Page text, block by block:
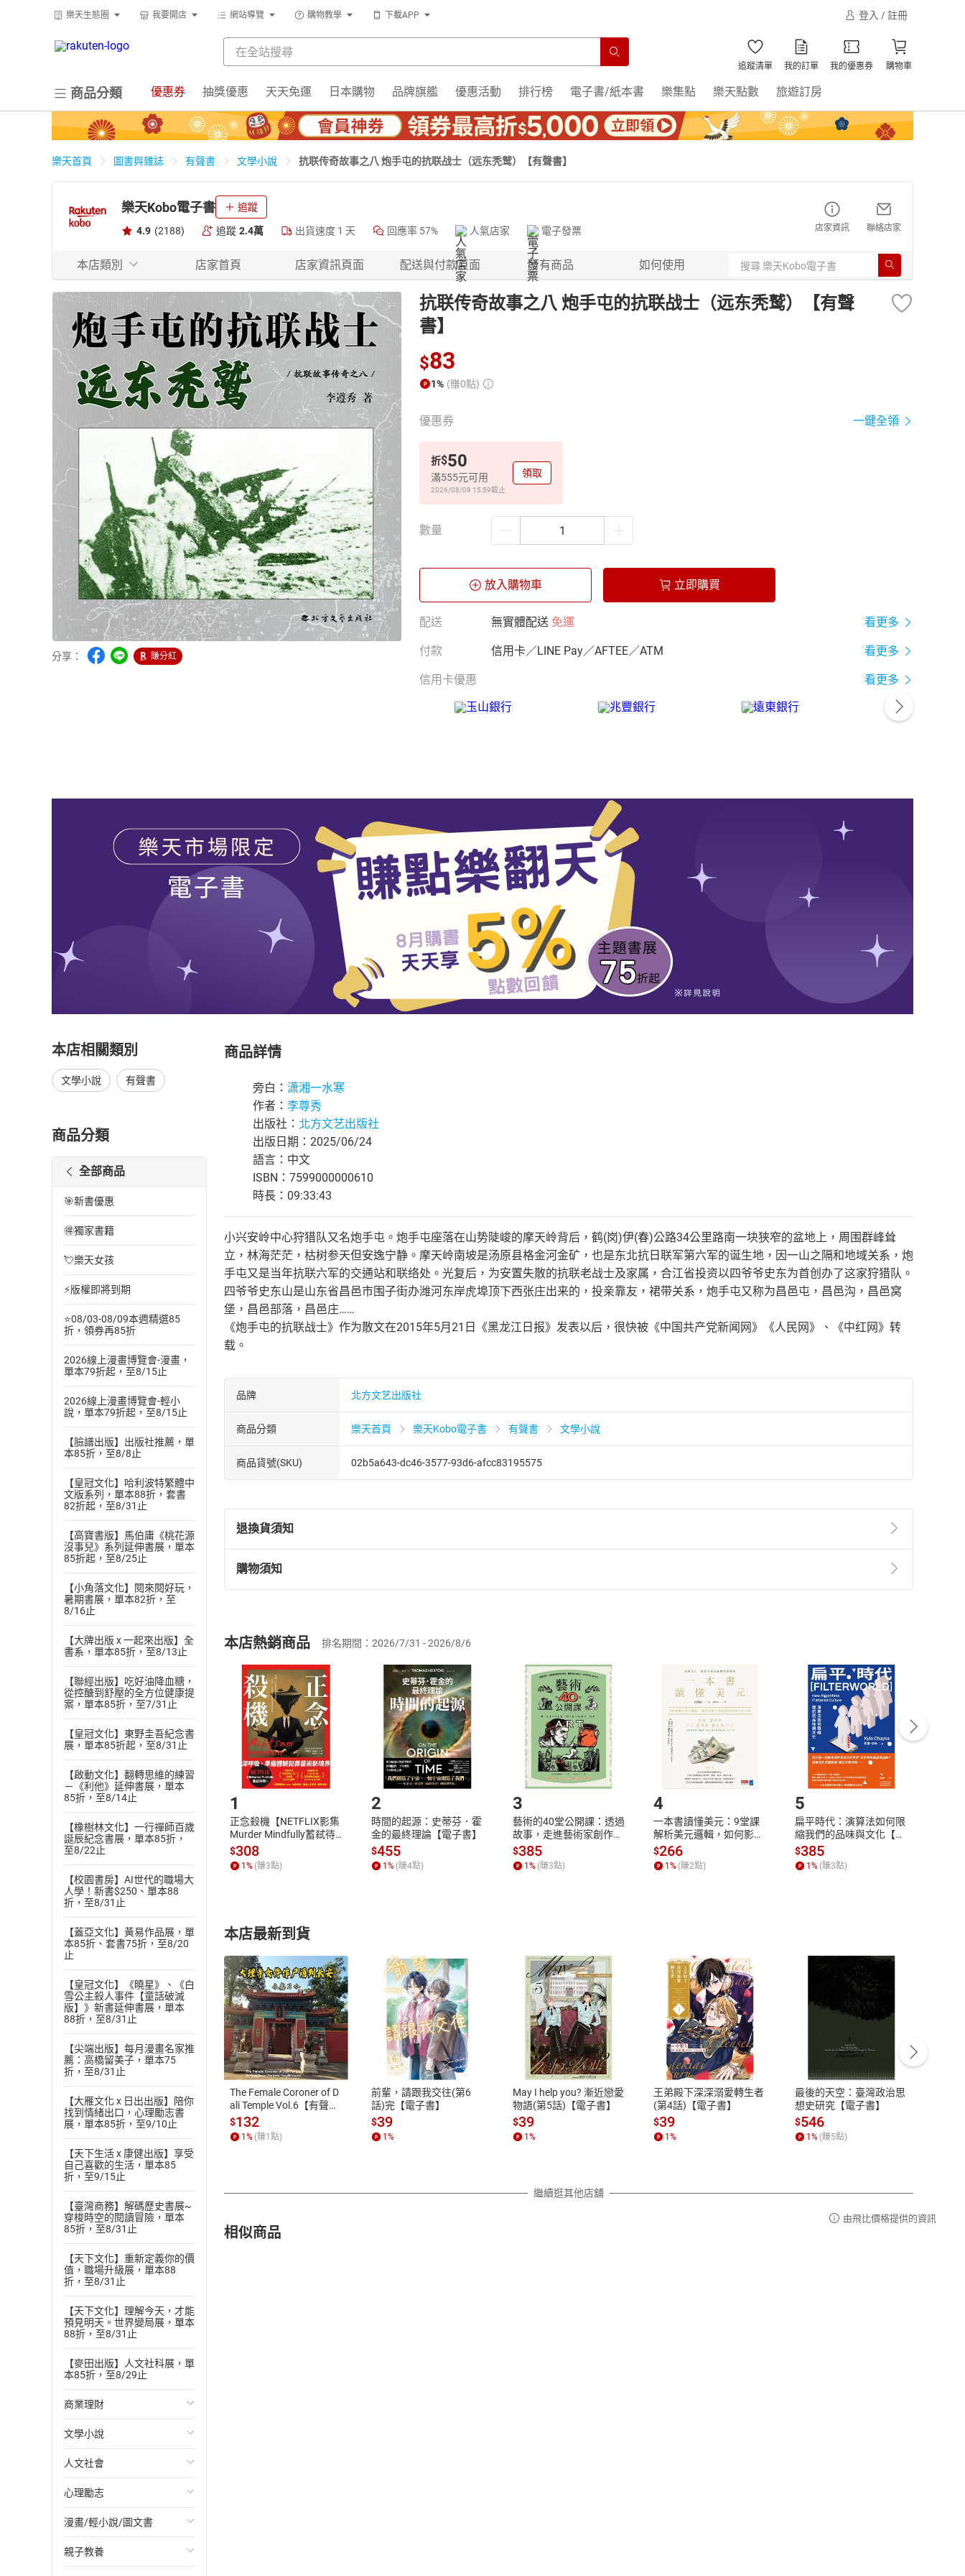
樂天生態圈 我要開店 網站導覽 購物教學 下載APP 登入 / 註冊
追蹤清單 我的訂單 我的優惠券 購物車
商品分類 優惠券 抽獎優惠 天天免運 日本購物 品牌旗艦 優惠活動 排行榜 電子書/紙本書 樂集點 樂天點數 旅遊訂房
樂天首頁 圖書與雜誌 有聲書 文學小說 抗联传奇故事之八 炮手屯的抗联战士（远东秃鹫）【有聲書】
樂天Kobo電子書 追蹤
4.9 (2188) 追蹤 2.4萬 出貨速度 1 天 回應率 57% 人氣店家 電子發票 店家資訊 聯絡店家
本店類別 店家首頁 店家資訊頁面 配送與付款頁面 所有商品 如何使用
分享： 賺分紅
抗联传奇故事之八 炮手屯的抗联战士（远东秃鹫）【有聲
書】
$83
1% (賺0點)
優惠券 一鍵全領
折$50
滿555元可用
2026/08/09 15:59截止
領取
數量
放入購物車 立即購買
配送 無實體配送 免運 看更多
付款 信用卡／LINE Pay／AFTEE／ATM 看更多
信用卡優惠 看更多
本店相關類別
文學小說 有聲書
商品分類
全部商品
🎯新書優惠
🉐獨家書籍
💘樂天女孩
⚡版權即將到期
⭐08/03-08/09本週精選85
折，領券再85折
2026線上漫畫博覽會-漫畫，
單本79折起，至8/15止
2026線上漫畫博覽會-輕小
說，單本79折起，至8/15止
【臉譜出版】出版社推薦，單
本85折，至8/8止
【皇冠文化】哈利波特繁體中
文版系列，單本88折，套書
82折起，至8/31止
【高寶書版】馬伯庸《桃花源
沒事兒》系列延伸書展，單本
85折起，至8/25止
【小角落文化】閱來閱好玩，
暑期書展，單本82折，至
8/16止
【大牌出版 x 一起來出版】全
書系，單本85折，至8/13止
【聯經出版】吃好油降血糖，
從控醣到舒壓的全方位健康提
案，單本85折，至7/31止
【皇冠文化】東野圭吾紀念書
展，單本85折起，至8/31止
【啟動文化】翻轉思維的練習
－《利他》延伸書展，單本
85折，至8/14止
【橡樹林文化】一行禪師百歲
誕辰紀念書展，單本85折，
至8/22止
【校園書房】AI世代的職場大
人學！新書$250、單本88
折，至8/31止
【蓋亞文化】黃易作品展，單
本85折、套書75折，至8/20
止
【皇冠文化】《曉星》、《白
雪公主殺人事件【童話破滅
版】》新書延伸書展，單本
88折，至8/31止
【尖端出版】每月漫畫名家推
薦：高橋留美子，單本75
折，至8/31止
【大雁文化 x 日出出版】陪你
找到情緒出口，心理勵志書
展，單本85折，至9/10止
【天下生活 x 康健出版】享受
自己喜歡的生活，單本85
折，至9/15止
【臺灣商務】解碼歷史書展~
穿梭時空的閱讀冒險，單本
85折，至8/31止
【天下文化】重新定義你的價
值，職場升級展，單本88
折，至8/31止
【天下文化】理解今天，才能
預見明天。世界變局展，單本
88折，至8/31止
【麥田出版】人文社科展，單
本85折，至8/29止
商業理財
投資理財
經濟/趨勢
財務/金融
管理/領導
職場工作術
文學小說
歐美文學
日本文學
韓國文學
華文文學
人文社會
國際關係
政治
社會科學
心理勵志
心靈成長/情緒
人際關係
漫畫/輕小說/圖文書
輕小說
親子教養
商品詳情
旁白： 潇湘一水寒
作者： 李尊秀
出版社： 北方文艺出版社
出版日期：2025/06/24
語言：中文
ISBN：7599000000610
時長：09:33:43
小兴安岭中心狩猎队又名炮手屯。炮手屯座落在山势陡峻的摩天岭背后，鹤(岗)伊(春)公路34公里路南一块狭窄的盆地上，周围群峰耸
立，林海茫茫，枯树参天但安逸宁静。摩天岭南坡是汤原县格金河金矿，也是东北抗日联军第六军的诞生地，因一山之隔和地域关系，炮
手屯又是当年抗联六军的交通站和联络处。光复后，为安置失散的抗联老战士及家属，合江省投资以四爷爷史东为首创办了这家狩猎队。
四爷爷史东山是山东省昌邑市围子街办潍河东岸虎埠顶下西张庄出来的，投亲靠友，裙带关系，炮手屯又称为昌邑屯，昌邑沟，昌邑窝
堡，昌邑部落，昌邑庄……
《炮手屯的抗联战士》作为散文在2015年5月21日《黑龙江日报》发表以后，很快被《中国共产党新闻网》《人民网》、《中红网》转
载。
品牌 北方文艺出版社
商品分類 樂天首頁 樂天Kobo電子書 有聲書 文學小說
商品貨號(SKU) 02b5a643-dc46-3577-93d6-afcc83195575
退換貨須知
退換貨規定：
(一)依消費者保護法第19條第1項後段暨通訊交易解除權合理例外情事適用準則第2條第5款之規定，「非以有形媒介提供之數位
(二)消費者訂購本店鋪之商品即代表知悉本店鋪所銷售之商品為電子書，屬非以有形媒介提供之數位內容，消費者同意若訂購後
且已下載/存取電子書，不得請求退貨退款。
退貨方式：您欲取消訂單或辦理退貨時，請登入樂天市場，並於「我的訂單」中點選「瀏覽訂單明細」
「申請取消訂單/退
貨」，本店鋪將依您的申請進行審核，待審核通過後將為您辦理退款事宜。
請注意，樂天市場須以整筆訂單為單位進行取消/退貨，恕無法以單支商品取消/退貨。
購物須知
挑選商品
Choose
放入購物車
Shopping cart
登入帳號
Login
付款方式
Payment
完成訂單
Complete
購書後，如何開始使用？
Step1.選擇閱讀載具 Step2.登入帳號，下載書籍後看書
付款方式
ATM轉帳、信用卡、LINE PAY、AFTEE
退換貨規範
本店是否提供消費者保護法七日猶豫期
之權利，遽消費者保護法及通訊交易解
除權合理例外情事適用準則，依商品性
質各有不同規定。詳細退換貨說明請參
照各商品說明。
客服資訊
服務時間：週一到週五 10:00-12:00、
13:00-17:00 (國定假日及例假日休息)
客服電話：0080-1857077
本店熱銷商品 排名期間：2026/7/31 - 2026/8/6
1
正念殺機【NETFLIX影集
Murder Mindfully蓄弒待
發】【電子書】
$308
1 % (賺3點)
2
時間的起源：史蒂芬．霍
金的最終理論【電子書】
$455
1 % (賺4點)
3
藝術的40堂公開課：透過
故事，走進藝術家創作現
場，看藝術如何誕生、如
何形塑人類生活【電子
書】
$385
1 % (賺3點)
4
一本書讀懂美元：9堂課
解析美元邏輯，如何影響
全球經濟和每個人的投資
【電子書】
$266
1% (賺2點)
5
扁平時代：演算法如何限
縮我們的品味與文化【電
子書】
$385
1% (賺3點)
本店最新到貨
The Female Coroner of D
ali Temple Vol.6【有聲
書】
$132
1 % (賺1 點)
前輩，請跟我交往(第6
話)完【電子書】
$39
1 %
May I help you? 漸近戀愛
物語(第5話)【電子書】
$39
1 %
王弟殿下深深溺愛轉生者
(第4話)【電子書】
$39
1%
最後的天空：臺灣政治思
想史研究【電子書】
$546
1% (賺5點)
繼續逛其他店舖
相似商品
由飛比價格提供的資訊